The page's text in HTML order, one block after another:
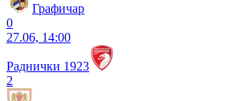
Графичар
0
27.06, 14:00
Раднички 1923
2